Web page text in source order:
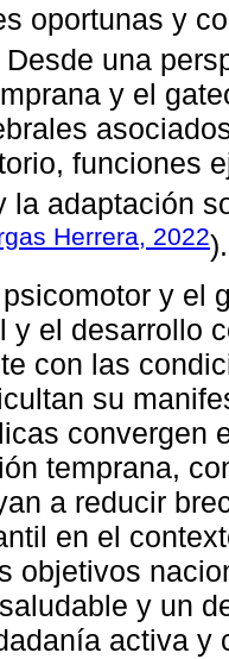
oportunas y
Desde una
y el
funciones
la adaptación
Herrera, 2022).
y el
y el desarrollo
con las
su
convergen
temprana,
a reducir
en el
objetivos
y un
activa y